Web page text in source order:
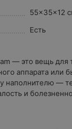
55x35x12
Есть
— это вещь для
аппарата или
наполнителю —
и